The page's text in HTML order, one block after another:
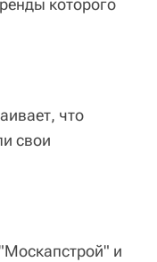
которого
что
свои
и